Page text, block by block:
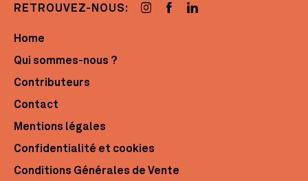
RETROUVEZ-NOUS:
Home
Qui sommes-nous ?
Contributeurs
Contact
Mentions légales
Confidentialité et cookies
Conditions Générales de Vente